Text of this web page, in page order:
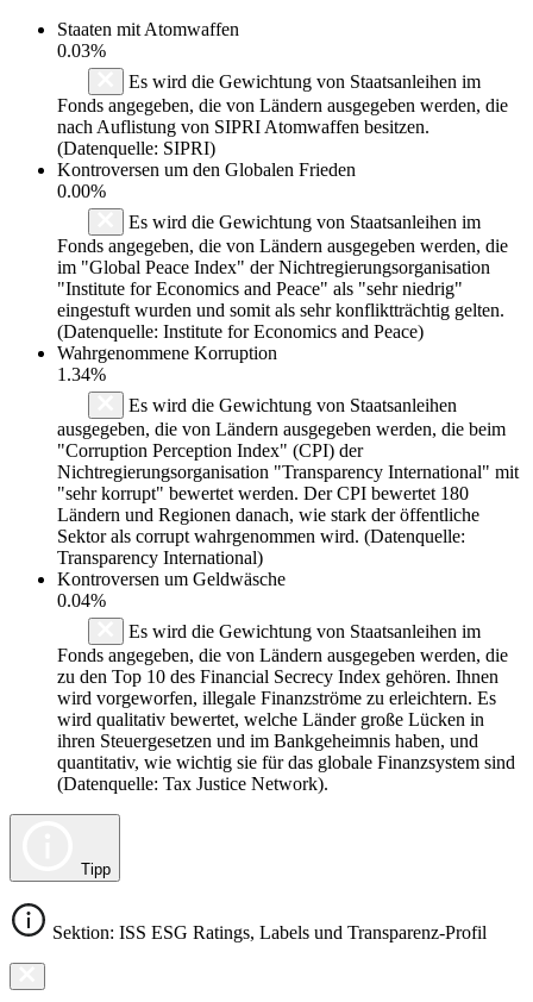
Staaten mit Atomwaffen
0.03%
Es wird die Gewichtung von Staatsanleihen im
Fonds angegeben, die von Ländern ausgegeben werden, die
nach Auflistung von SIPRI Atomwaffen besitzen.
(Datenquelle: SIPRI)
Kontroversen um den Globalen Frieden
0.00%
Es wird die Gewichtung von Staatsanleihen im
Fonds angegeben, die von Ländern ausgegeben werden, die
im "Global Peace Index" der Nichtregierungsorganisation
"Institute for Economics and Peace" als "sehr niedrig"
eingestuft wurden und somit als sehr konfliktträchtig gelten.
(Datenquelle: Institute for Economics and Peace)
Wahrgenommene Korruption
1.34%
Es wird die Gewichtung von Staatsanleihen
ausgegeben, die von Ländern ausgegeben werden, die beim
"Corruption Perception Index" (CPI) der
Nichtregierungsorganisation "Transparency International" mit
"sehr korrupt" bewertet werden. Der CPI bewertet 180
Ländern und Regionen danach, wie stark der öffentliche
Sektor als corrupt wahrgenommen wird. (Datenquelle:
Transparency International)
Kontroversen um Geldwäsche
0.04%
Es wird die Gewichtung von Staatsanleihen im
Fonds angegeben, die von Ländern ausgegeben werden, die
zu den Top 10 des Financial Secrecy Index gehören. Ihnen
wird vorgeworfen, illegale Finanzströme zu erleichtern. Es
wird qualitativ bewertet, welche Länder große Lücken in
ihren Steuergesetzen und im Bankgeheimnis haben, und
quantitativ, wie wichtig sie für das globale Finanzsystem sind
(Datenquelle: Tax Justice Network).
Tipp
Sektion: ISS ESG Ratings, Labels und Transparenz-Profil